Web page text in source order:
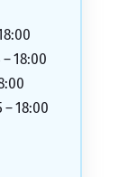
18:00
– 18:00